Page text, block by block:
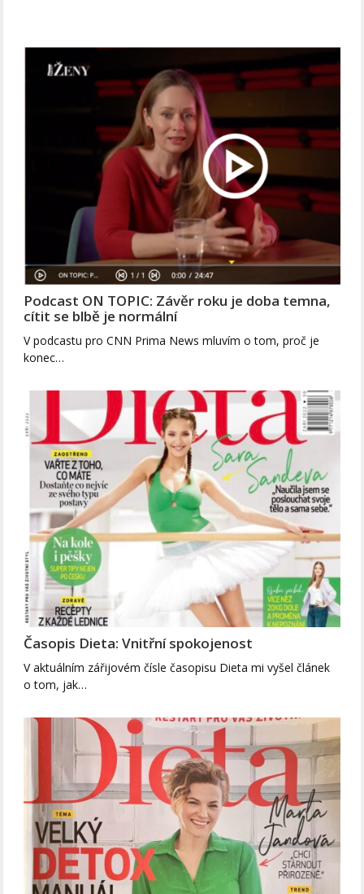
Podcast ON TOPIC: Závěr roku je doba temna,
cítit se blbě je normální
V podcastu pro CNN Prima News mluvím o tom, proč je
konec…
Časopis Dieta: Vnitřní spokojenost
V aktuálním zářijovém čísle časopisu Dieta mi vyšel článek
o tom, jak…